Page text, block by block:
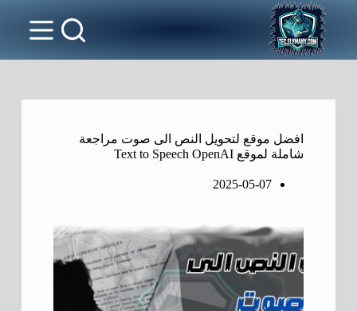
افضل موقع لتحويل النص الى صوت مراجعة
شاملة لموقع Text to Speech OpenAI
2025-05-07